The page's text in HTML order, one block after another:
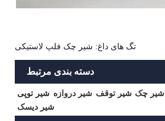
تگ های داغ: شیر چک فلپ لاستیکی
دسته بندی مرتبط
شیر توپی شیر دروازه شیر توقف شیر چک
شیر دیسک